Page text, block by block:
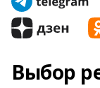
Выбор